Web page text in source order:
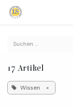
17 Artikel
Wissen ×